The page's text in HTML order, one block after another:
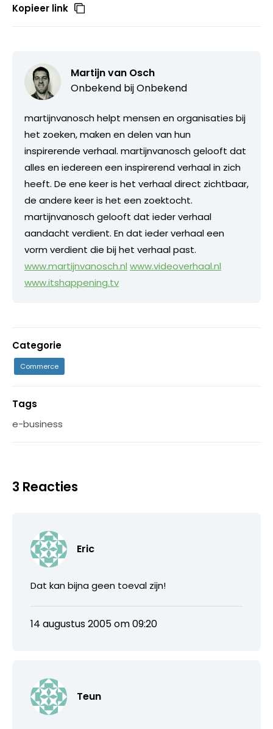
Kopieer link
Martijn van Osch
Onbekend bijOnbekend
martijnvanosch helpt mensen en organisaties bij
het zoeken, maken en delen van hun
inspirerende verhaal. martijnvanosch gelooft dat
alles en iedereen een inspirerend verhaal in zich
heeft. De ene keer is het verhaal direct zichtbaar,
de andere keer is het een zoektocht.
martijnvanosch gelooft dat ieder verhaal
aandacht verdient. En dat ieder verhaal een
vorm verdient die bij het verhaal past.
www.martijnvanosch.nl www.videoverhaal.nl
www.itshappening.tv
Categorie
Commerce
Tags
e-business
3 Reacties
Eric
Dat kan bijna geen toeval zijn!
14 augustus 2005 om 09:20
Teun